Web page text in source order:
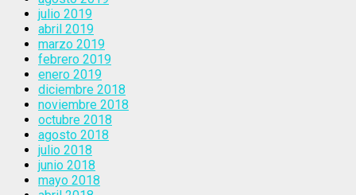
julio 2019
abril 2019
marzo 2019
febrero 2019
enero 2019
diciembre 2018
noviembre 2018
octubre 2018
agosto 2018
julio 2018
junio 2018
mayo 2018